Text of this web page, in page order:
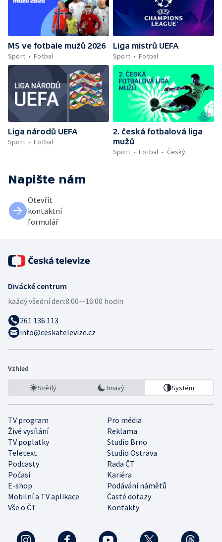
MS ve fotbale mužů 2026
Sport
Fotbal
Liga mistrů UEFA
Sport
Fotbal
Liga národů UEFA
Sport
Fotbal
2. česká fotbalová liga
mužů
Sport
Fotbal Český
Napište nám
Otevřít
kontaktní
formulář
Divácké centrum
každý všední den:8:00—16:00 hodin
261 136 113
info@ceskatelevize.cz
Vzhled
Světlý Tmavý Systém
TV program
Pro média
Živé vysílání
Reklama
TV poplatky
Studio Brno
Teletext
Studio Ostrava
Podcasty
Rada ČT
Počasí
Kariéra
E-shop
Podávání námětů
Mobilní a TV aplikace
Časté dotazy
Vše o ČT
Kontakty